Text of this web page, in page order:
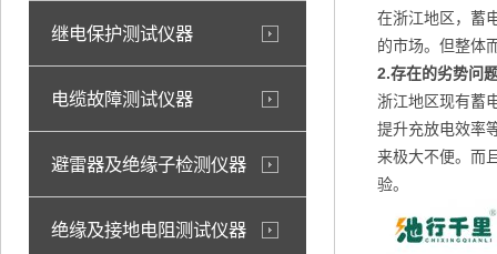
继电保护测试仪器
电缆故障测试仪器
避雷器及绝缘子检测仪器
绝缘及接地电阻测试仪器
在浙江地区，蓄
的市场。但整体
2.存在的劣势问
浙江地区现有蓄
提升充放电效率
来极大不便。而
验。